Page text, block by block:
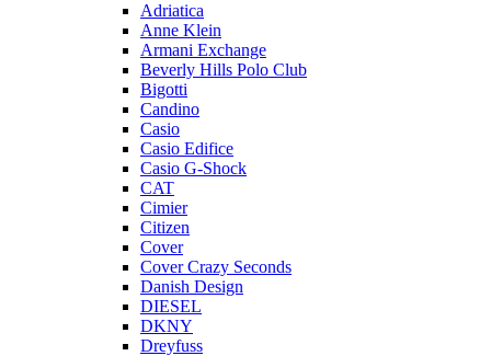
Adriatica
Anne Klein
Armani Exchange
Beverly Hills Polo Club
Bigotti
Candino
Casio
Casio Edifice
Casio G-Shock
CAT
Cimier
Citizen
Cover
Cover Crazy Seconds
Danish Design
DIESEL
DKNY
Dreyfuss